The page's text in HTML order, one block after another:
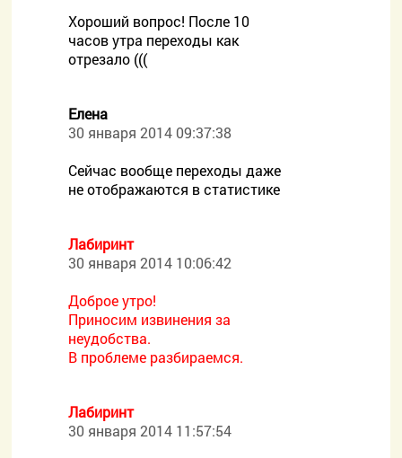
Хороший вопрос! После 10
часов утра переходы как
отрезало (((
Елена
30 января 2014 09:37:38
Сейчас вообще переходы даже
не отображаются в статистике
Лабиринт
30 января 2014 10:06:42
Доброе утро!
Приносим извинения за
неудобства.
В проблеме разбираемся.
Лабиринт
30 января 2014 11:57:54